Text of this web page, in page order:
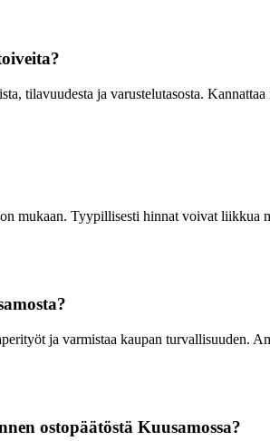
tilavuudesta ja varustelutasosta.
mukaan. Tyypillisesti hinnat voivat liikkua
ja varmistaa kaupan turvallisuuden.
ostopäätöstä Kuusamossa?